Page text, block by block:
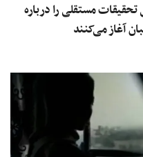
مستقلی را درباره
آغاز می‌کنند